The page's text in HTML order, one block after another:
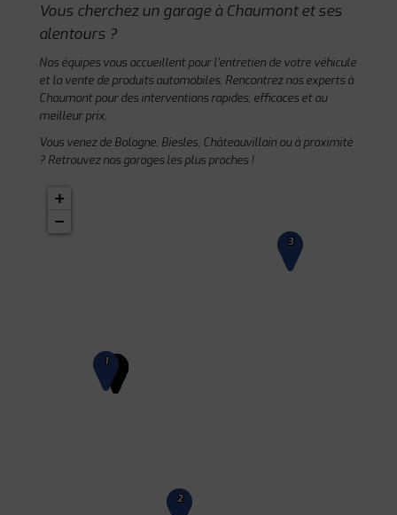
Vous cherchez un garage à Chaumont et ses
alentours ?
Nos équipes vous accueillent pour l'entretien de votre véhicule
et la vente de produits automobiles. Rencontrez nos experts à
Chaumont pour des interventions rapides, efficaces et au
meilleur prix.
Vous venez de Bologne, Biesles, Châteauvillain ou à proximité
? Retrouvez nos garages les plus proches !
1
2
3
+
−